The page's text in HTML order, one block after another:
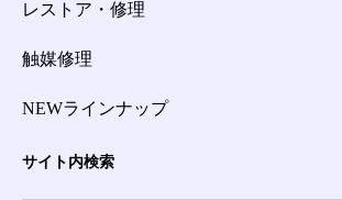
レストア・修理
触媒修理
NEWラインナップ
サイト内検索